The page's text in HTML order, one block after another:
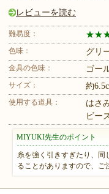
レビューを読む
難易度： ★★
色味： グリ
金具の色味： ゴー
サイズ： 約
使用する道具：
はさ
ビー
MIYUKI先生のポイント
糸を強く引きすぎたり、
ることがありますので、ご